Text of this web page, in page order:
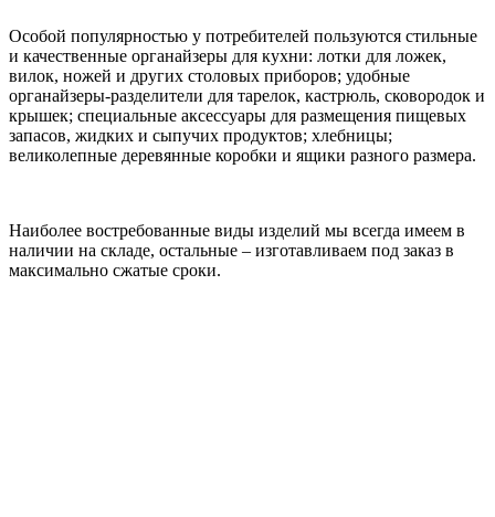
Особой популярностью у потребителей пользуются стильные
и качественные органайзеры для кухни: лотки для ложек,
вилок, ножей и других столовых приборов; удобные
органайзеры-разделители для тарелок, кастрюль, сковородок и
крышек; специальные аксессуары для размещения пищевых
запасов, жидких и сыпучих продуктов; хлебницы;
великолепные деревянные коробки и ящики разного размера.
Наиболее востребованные виды изделий мы всегда имеем в
наличии на складе, остальные – изготавливаем под заказ в
максимально сжатые сроки.